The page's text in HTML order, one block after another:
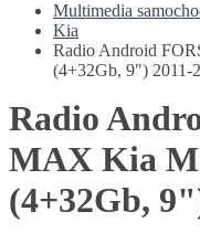
Multimedia
Kia
Radio Android
(4+32Gb, 9") 2011-
Radio
MAX Kia
(4+32Gb,